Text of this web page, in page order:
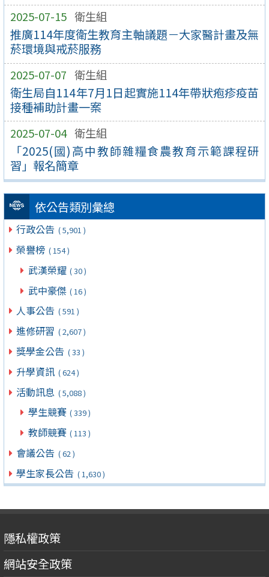
2025-07-15 衛生組
推廣114年度衛生教育主軸議題－大家醫計畫及無
菸環境與戒菸服務
2025-07-07 衛生組
衛生局自114年7月1日起實施114年帶狀疱疹疫苗
接種補助計畫一案
2025-07-04 衛生組
「2025(國)高中教師雜糧食農教育示範課程研
習」報名簡章
依公告類別彙總
行政公告 ( 5,901 )
榮譽榜 ( 154 )
武漢榮耀 ( 30 )
武中豪傑 ( 16 )
人事公告 ( 591 )
進修研習 ( 2,607 )
獎學金公告 ( 33 )
升學資訊 ( 624 )
活動訊息 ( 5,088 )
學生競賽 ( 339 )
教師競賽 ( 113 )
會議公告 ( 62 )
學生家長公告 ( 1,630 )
隱私權政策
網站安全政策